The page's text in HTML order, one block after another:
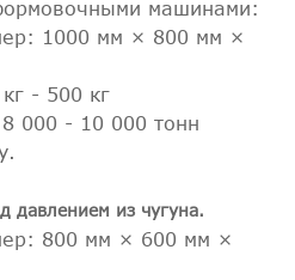
машинами:
1000 мм × 800 мм ×
- 500 кг
000 - 10 000 тонн
давлением из чугуна.
800 мм × 600 мм ×